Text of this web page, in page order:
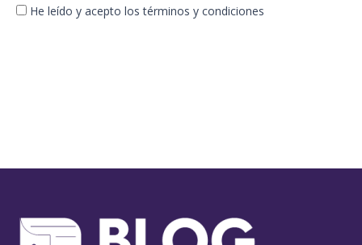
He leído y acepto los términos y condiciones